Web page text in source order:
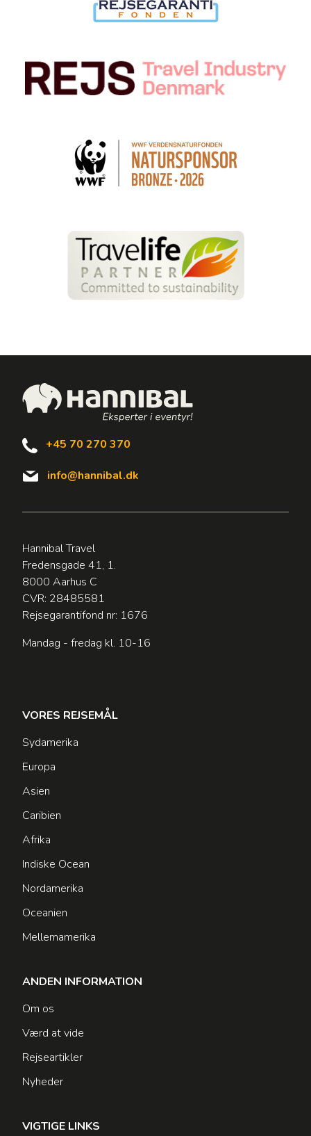
+45 70 270 370
info@hannibal.dk
Hannibal Travel
Fredensgade 41, 1.
8000 Aarhus C
CVR: 28485581
Rejsegarantifond nr: 1676
Mandag - fredag kl. 10-16
VORES REJSEMÅL
Sydamerika
Europa
Asien
Caribien
Afrika
Indiske Ocean
Nordamerika
Oceanien
Mellemamerika
ANDEN INFORMATION
Om os
Værd at vide
Rejseartikler
Nyheder
VIGTIGE LINKS